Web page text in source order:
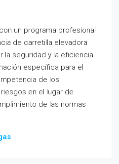
un programa profesional
de carretilla elevadora
la seguridad y la eficiencia.
específica para el
de los
en el lugar de
de las normas